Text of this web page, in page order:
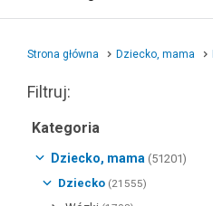
Strona główna Dziecko, mama
Filtruj:
Kategoria
Dziecko, mama (51201)
Dziecko (21555)